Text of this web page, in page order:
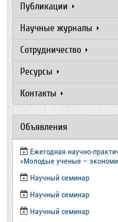
Публикации
Научные журналы
Сотрудничество
Ресурсы
Контакты
Объявления
Ежегодная научно-
«Молодые ученые –
​Научный семинар
​Научный семинар
Научный семинар